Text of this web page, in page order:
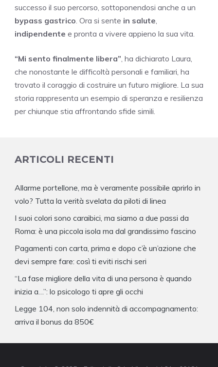
successo il suo percorso, sottoponendosi anche a un
bypass gastrico . Ora si sente in salute
indipendente e pronta a vivere appieno la sua vita.
“Mi sento finalmente libera” , ha dichiarato Laura,
che nonostante le difficoltà personali e familiari, ha
trovato il coraggio di costruire un futuro migliore. La sua
storia rappresenta un esempio di speranza e resilienza
per chiunque stia affrontando sfide simili.
ARTICOLI RECENTI
Allarme portellone, ma è veramente possibile aprirlo in
volo? Tutta la verità svelata da piloti di linea
I suoi colori sono caraibici, ma siamo a due passi da
Roma: è una piccola isola ma dal grandissimo fascino
Pagamenti con carta, prima e dopo c’è un’azione che
devi sempre fare: così ti eviti rischi seri
“La fase migliore della vita di una persona è quando
inizia a…”: lo psicologo ti apre gli occhi
Legge 104, non solo indennità di accompagnamento:
arriva il bonus da 850€